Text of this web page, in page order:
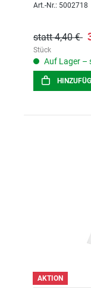
Art.-Nr.: 5002718
statt 4,40 €
Stück
Auf Lager –
AKTION